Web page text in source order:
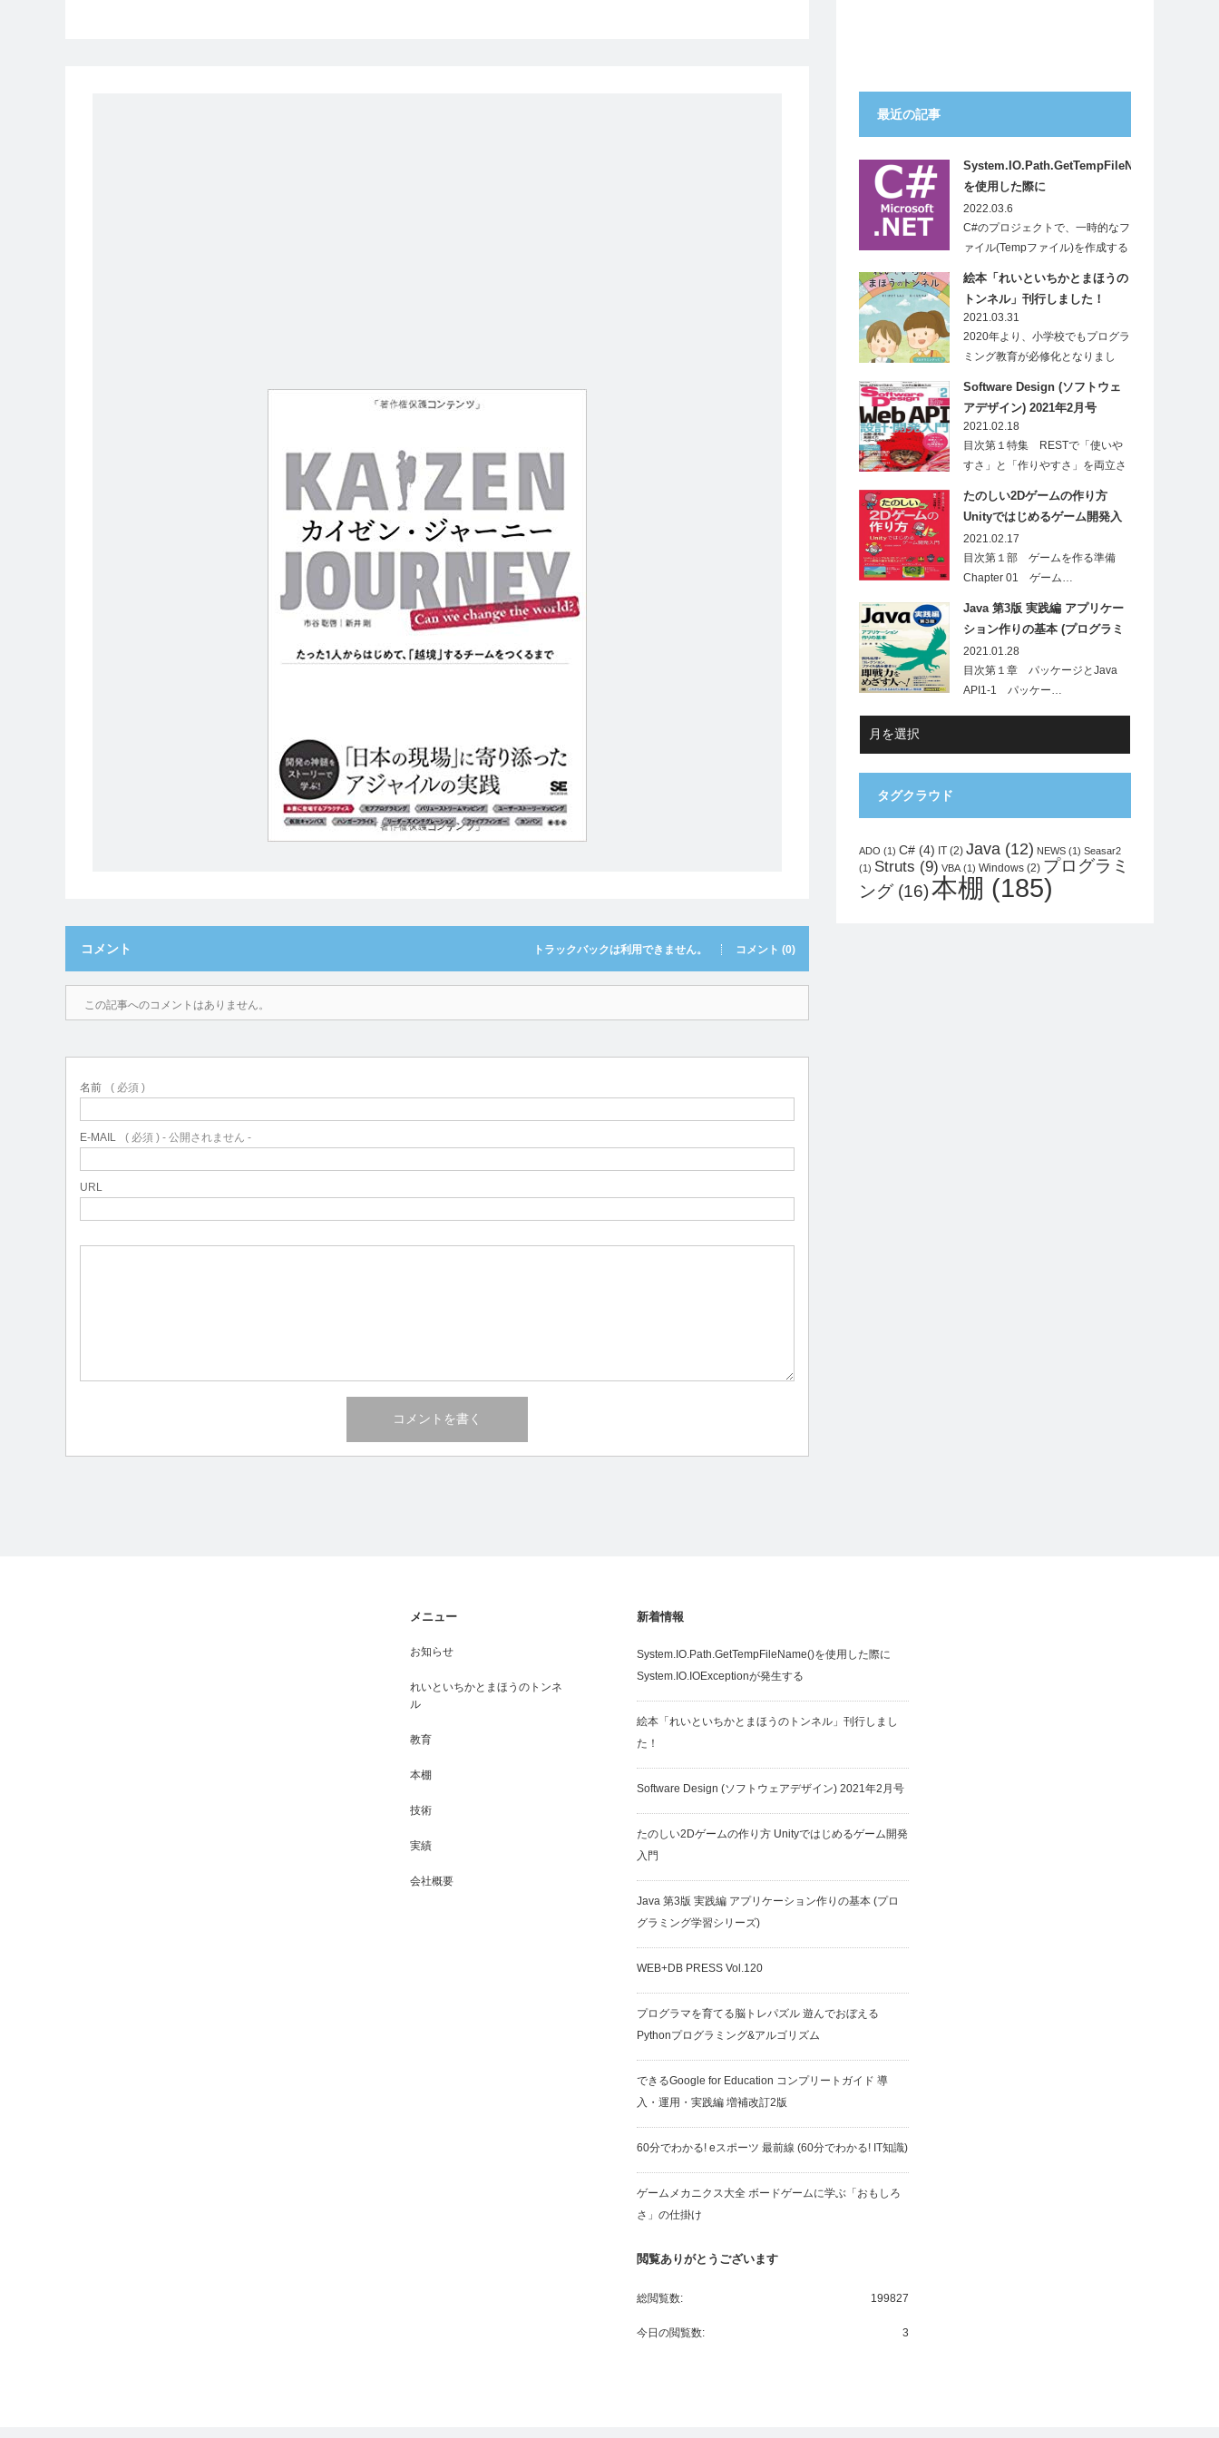
コメント トラックバックは利用できません。 コメント (0)
この記事へのコメントはありません。
名前 ( 必須 )
E-MAIL ( 必須 ) - 公開されません -
URL
最近の記事
System.IO.Path.GetTempFileName()
を使用した際に
System.IO.IOExceptionが発生
する
2022.03.6
C#のプロジェクトで、一時的なフ
ァイル(Tempファイル)を作成する
絵本「れいといちかとまほうの
トンネル」刊行しました！
2021.03.31
2020年より、小学校でもプログラ
ミング教育が必修化となりまし
Software Design (ソフトウェ
アデザイン) 2021年2月号
2021.02.18
目次第１特集 RESTで「使いや
すさ」と「作りやすさ」を両立さ
たのしい2Dゲームの作り方
Unityではじめるゲーム開発入
門
2021.02.17
目次第１部 ゲームを作る準備
Chapter 01 ゲーム…
Java 第3版 実践編 アプリケー
ション作りの基本 (プログラミ
ング学習シリーズ)
2021.01.28
目次第１章 パッケージとJava
API1-1 パッケー…
タグクラウド
ADO (1) C# (4) IT (2) Java (12) NEWS (1) Seasar2
(1) Struts (9) VBA (1) Windows (2) プログラミ
ング (16)本棚 (185)
メニュー
お知らせ
れいといちかとまほうのトンネ
ル
教育
本棚
技術
実績
会社概要
新着情報
System.IO.Path.GetTempFileName()を使用した際に
System.IO.IOExceptionが発生する
絵本「れいといちかとまほうのトンネル」刊行しまし
た！
Software Design (ソフトウェアデザイン) 2021年2月号
たのしい2Dゲームの作り方 Unityではじめるゲーム開発
入門
Java 第3版 実践編 アプリケーション作りの基本 (プロ
グラミング学習シリーズ)
WEB+DB PRESS Vol.120
プログラマを育てる脳トレパズル 遊んでおぼえる
Pythonプログラミング&アルゴリズム
できるGoogle for Education コンプリートガイド 導
入・運用・実践編 増補改訂2版
60分でわかる! eスポーツ 最前線 (60分でわかる! IT知識)
ゲームメカニクス大全 ボードゲームに学ぶ「おもしろ
さ」の仕掛け
閲覧ありがとうございます
199827
総閲覧数:
3
今日の閲覧数: